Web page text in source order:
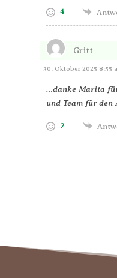
4
Gritt
Antworten
30. Oktober 2025 8:55
…danke Marita
und Team für den
2